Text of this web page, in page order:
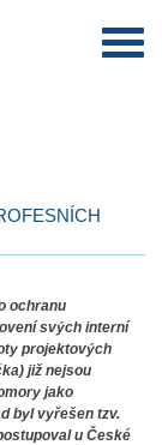
ochranu
svých interní
projektových
již nejsou
jako
byl vyřešen tzv.
u České